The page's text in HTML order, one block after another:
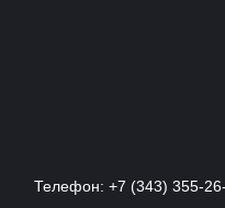
Телефон: +7 (343) 355-